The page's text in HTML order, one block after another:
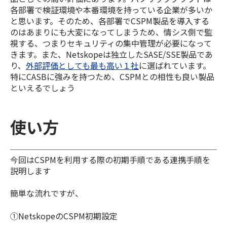
各部署で検証環境や本番環境を持っている企業が多いか
と思います。そのため、各部署でCSPM製品を導入する
のはあまりにも大変になってしまうため、情シス側で監
視する、つまりセキュリティの集中管理が必要になって
きます。また、Netskopeは独立したSASE/SSE製品であ
り、 外部評価としても最も高い１社に選ばれています。
特にCASBに強みを持つため、CSPMとの相性も良い製品
といえるでしょう
使い方
今回はCSPMを利用する際の初期手順である連携手順を
説明します
簡単な流れですが、
①NetskopeのCSPM初期設定